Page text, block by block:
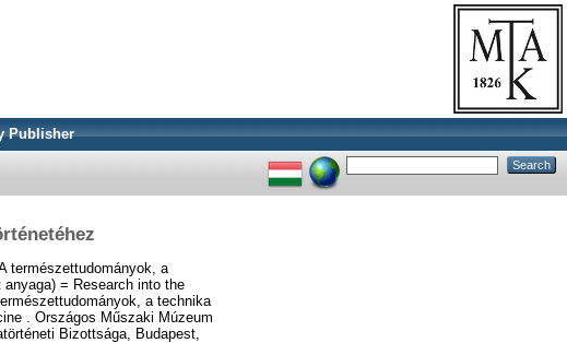
Publisher
természettudományok, a
= Research into the
a technika
. Országos Műszaki Múzeum
Bizottsága, Budapest,